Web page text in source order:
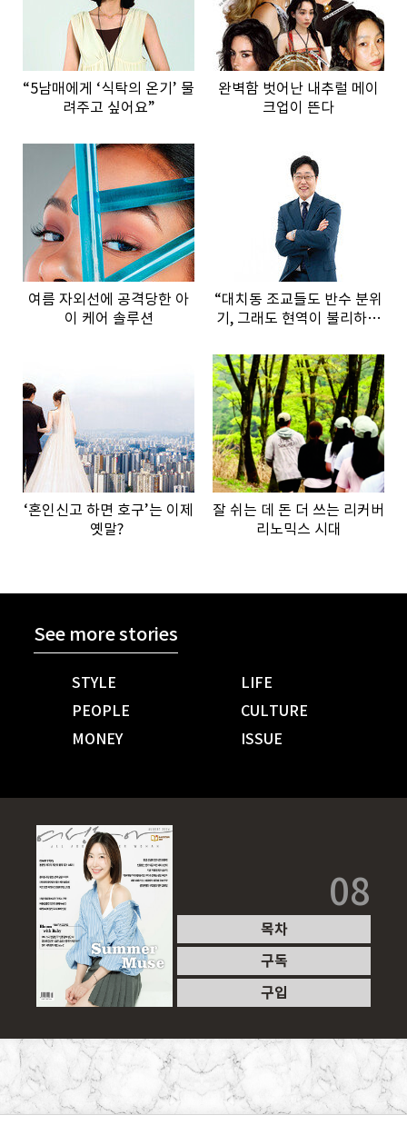
“5남매에게 ‘식탁의 온기’ 물
려주고 싶어요”
완벽함 벗어난 내추럴 메이
크업이 뜬다
여름 자외선에 공격당한 아
이 케어 솔루션
“대치동 조교들도 반수 분위
기, 그래도 현역이 불리하지
‘혼인신고 하면 호구’는 이제
옛말?
잘 쉬는 데 돈 더 쓰는 리커버
리노믹스 시대
See more stories
STYLE
LIFE
PEOPLE
CULTURE
MONEY
ISSUE
08
목차
구독
구입